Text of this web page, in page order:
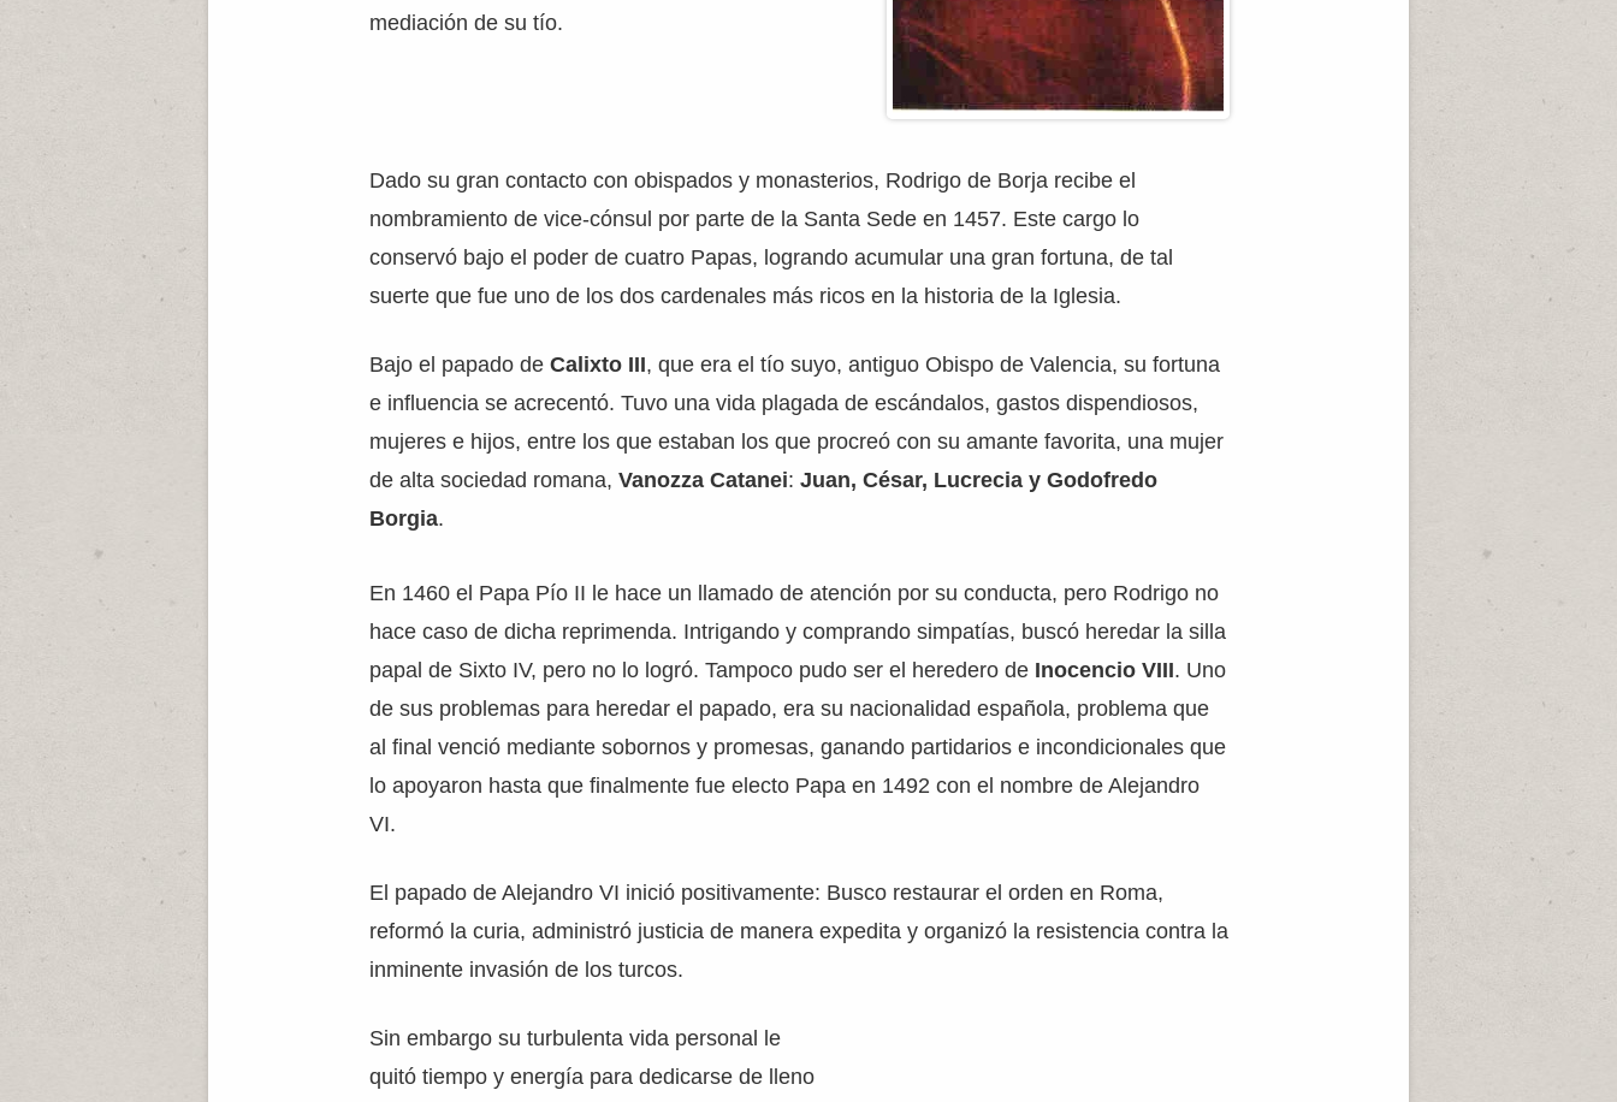
mediación de su tío.
Dado su gran contacto con obispados y monasterios, Rodrigo de Borja recibe el
nombramiento de vice-cónsul por parte de la Santa Sede en 1457. Este cargo lo
conservó bajo el poder de cuatro Papas, logrando acumular una gran fortuna, de tal
suerte que fue uno de los dos cardenales más ricos en la historia de la Iglesia.
Bajo el papado deCalixto III, que era el tío suyo, antiguo Obispo de Valencia, su fortuna
e influencia se acrecentó. Tuvo una vida plagada de escándalos, gastos dispendiosos,
mujeres e hijos, entre los que estaban los que procreó con su amante favorita, una mujer
de alta sociedad romana,Vanozza Catanei:Juan, César, Lucrecia y Godofredo
Borgia.
En 1460 el Papa Pío II le hace un llamado de atención por su conducta, pero Rodrigo no
hace caso de dicha reprimenda. Intrigando y comprando simpatías, buscó heredar la silla
papal de Sixto IV, pero no lo logró. Tampoco pudo ser el heredero de Inocencio VIII. Uno
de sus problemas para heredar el papado, era su nacionalidad española, problema que
al final venció mediante sobornos y promesas, ganando partidarios e incondicionales que
lo apoyaron hasta que finalmente fue electo Papa en 1492 con el nombre de Alejandro
VI.
El papado de Alejandro VI inició positivamente: Busco restaurar el orden en Roma,
reformó la curia, administró justicia de manera expedita y organizó la resistencia contra la
inminente invasión de los turcos.
Sin embargo su turbulenta vida personal le
quitó tiempo y energía para dedicarse de lleno